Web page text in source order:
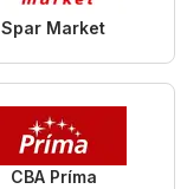
Spar Market
CBA Príma